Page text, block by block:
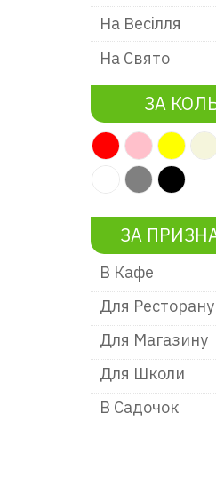
На Весілля
На Свято
ЗА
ЗА
В Кафе
Для Ресторану
Для Магазину
Для Школи
В Садочок